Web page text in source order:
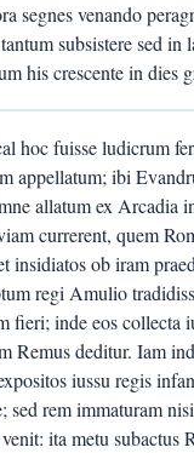
segnes venando
subsistere sed in
his crescente in dies
hoc fuisse ludicrum
appellatum; ibi
allatum ex Arcadia
currerent, quem
insidiatos ob iram
regi Amulio
fieri; inde eos collecta
Remus deditur. Iam
iussu regis
sed rem immaturam
ita metu